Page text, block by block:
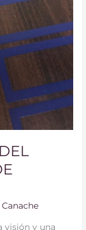
visión y una